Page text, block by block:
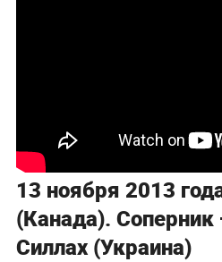
13 ноября 2013
(Канада).
Силлах (Украина)